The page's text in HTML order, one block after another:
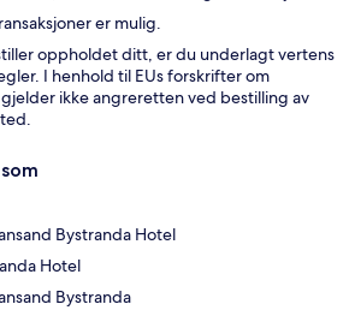
er mulig.
oppholdet ditt, er du underlagt vertens
I henhold til EUs forskrifter om
ikke angreretten ved bestilling av
Bystranda Hotel
Hotel
Bystranda